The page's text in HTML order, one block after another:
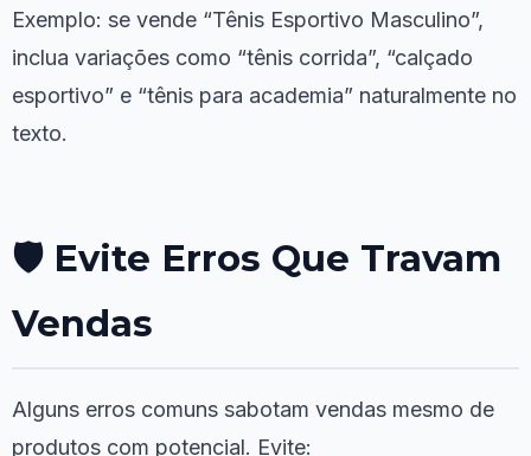
Exemplo: se vende “Tênis Esportivo Masculino”,
inclua variações como “tênis corrida”, “calçado
esportivo” e “tênis para academia” naturalmente no
texto.
🛡️ Evite Erros Que Travam
Vendas
Alguns erros comuns sabotam vendas mesmo de
produtos com potencial. Evite: